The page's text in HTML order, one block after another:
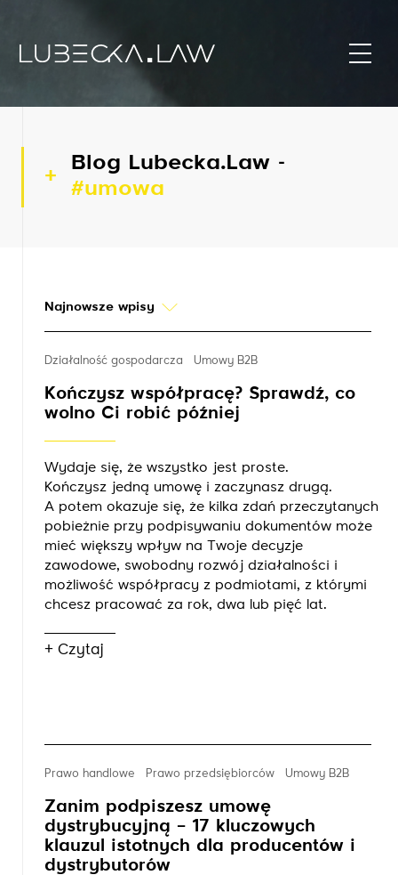
Blog Lubecka.Law -
#umowa
Najnowsze wpisy
Działalność gospodarcza Umowy B2B
Kończysz współpracę? Sprawdź, co
wolno Ci robić później
Wydaje się, że wszystko jest proste.
Kończysz jedną umowę i zaczynasz drugą.
A potem okazuje się, że kilka zdań przeczytanych
pobieżnie przy podpisywaniu dokumentów może
mieć większy wpływ na Twoje decyzje
zawodowe, swobodny rozwój działalności i
możliwość współpracy z podmiotami, z którymi
chcesz pracować za rok, dwa lub pięć lat.
+ Czytaj
Prawo handlowe Prawo przedsiębiorców Umowy B2B
Zanim podpiszesz umowę
dystrybucyjną – 17 kluczowych
klauzul istotnych dla producentów i
dystrybutorów